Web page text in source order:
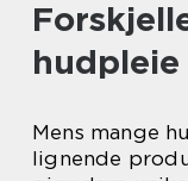
Mens mange
lignende